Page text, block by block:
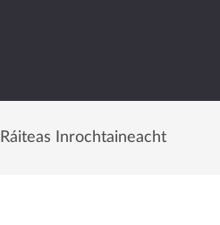
Ráiteas Inrochtaineacht